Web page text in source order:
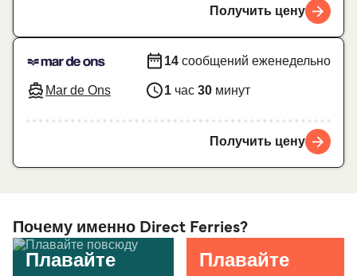
Получить цену
Mar de Ons
14 сообщений еженедельно
1 час 30 минут
Получить цену
Почему именно Direct Ferries?
Плавайте
Плавайте